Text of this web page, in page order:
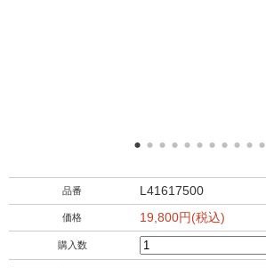
品番 L41617500
価格 19,800円(税込)
購入数